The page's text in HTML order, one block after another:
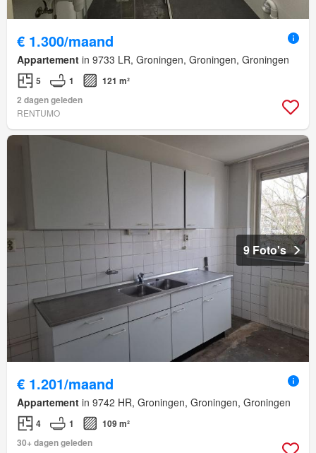
€ 1.300/maand
Appartement in 9733 LR, Groningen, Groningen, Groningen
5 1
121 m²
2 dagen geleden
RENTUMO
9 Foto's
€ 1.201/maand
Appartement in 9742 HR, Groningen, Groningen, Groningen
4 1
109 m²
30+ dagen geleden